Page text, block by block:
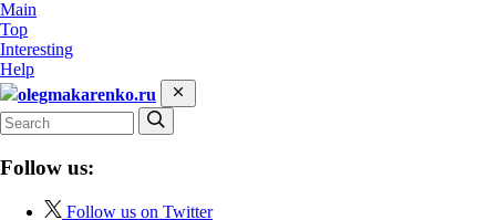
Main
Top
Interesting
Help
olegmakarenko.ru
Follow us:
Follow us on Twitter